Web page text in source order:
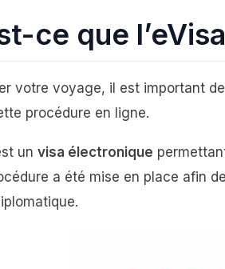
ce que
votre voyage, il est important
procédure en ligne.
un visa électronique
a été mise en place afin